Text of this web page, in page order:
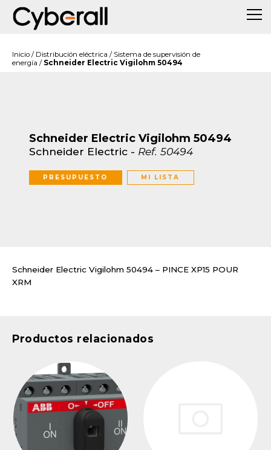
Inicio / Distribución eléctrica / Sistema de supervisión de
energía / Schneider Electric Vigilohm 50494
Schneider Electric Vigilohm 50494
Schneider Electric - Ref. 50494
PRESUPUESTO MI LISTA
Schneider Electric Vigilohm 50494 – PINCE XP15 POUR
XRM
Productos relacionados